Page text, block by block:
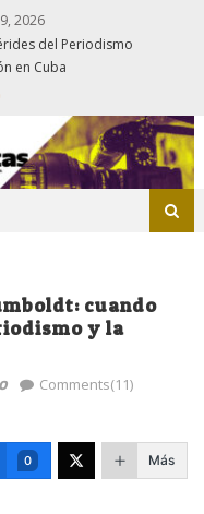
2026
del Periodismo
en Cuba
cuando
y la
Comments(11)
0 Más